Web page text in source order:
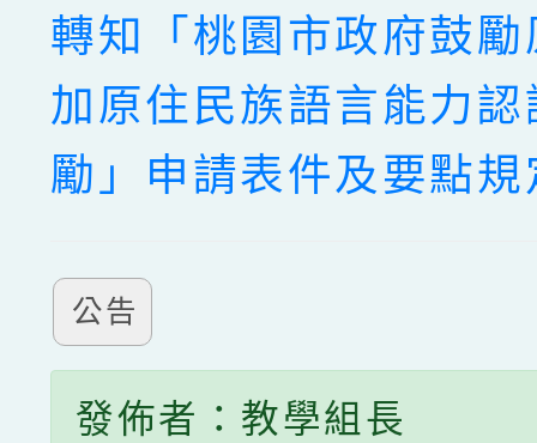
轉知「桃園市政府鼓
加原住民族語言能力
勵」申請表件及要點規
公告
發佈者：教學組長